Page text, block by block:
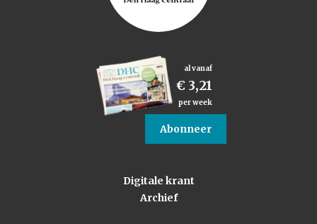
al vanaf
€ 3,21
per week
Abonneer
Digitale krant
Archief